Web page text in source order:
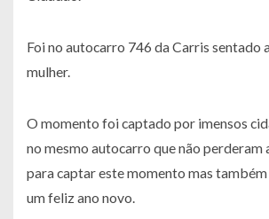
Foi no autocarro 746 da Carris sentado
mulher.
O momento foi captado por imensos
no mesmo autocarro que não perderam
para captar este momento mas
um feliz ano novo.